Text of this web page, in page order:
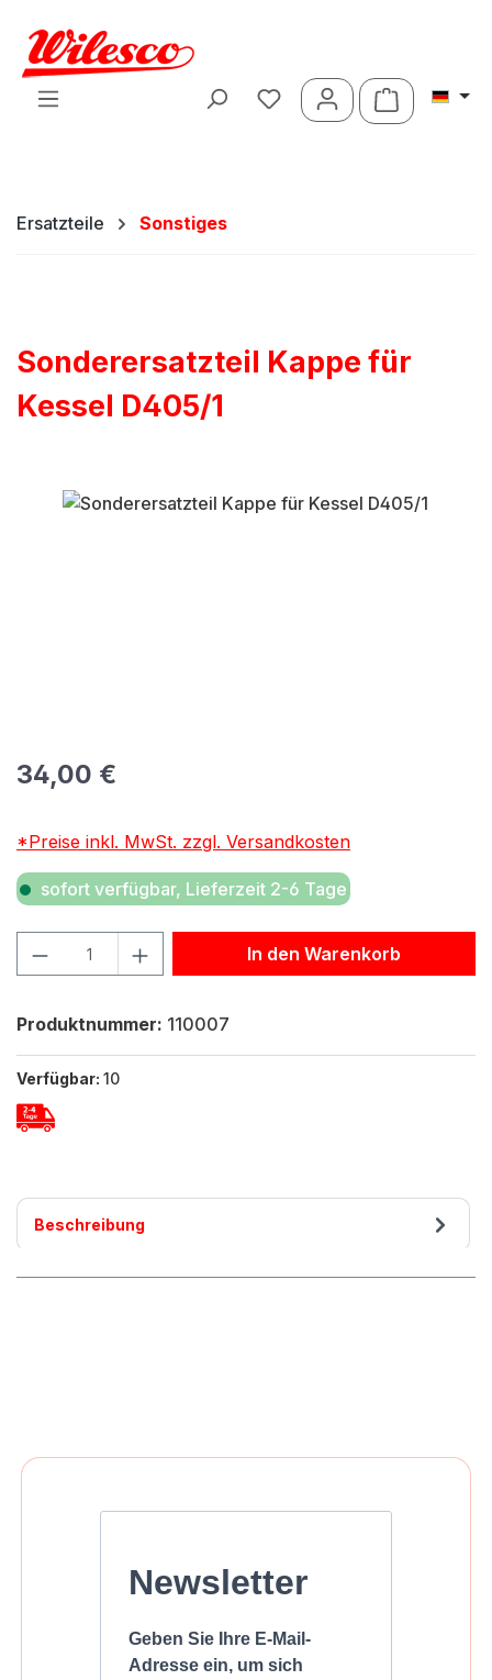
Zum Hauptinhalt springen
Ersatzteile Sonstiges
Sonderersatzteil Kappe für
Kessel D405/1
Bildergalerie überspringen
Regulärer Preis:
34,00 €
*Preise inkl. MwSt. zzgl. Versandkosten
sofort verfügbar, Lieferzeit 2-6 Tage
Produkt Anzahl: Gib den gewünschten Wert ein oder
In den Warenkorb
Produktnummer: 110007
Verfügbar: 10
Beschreibung
Newsletter
Geben Sie Ihre E-Mail-
Adresse ein, um sich